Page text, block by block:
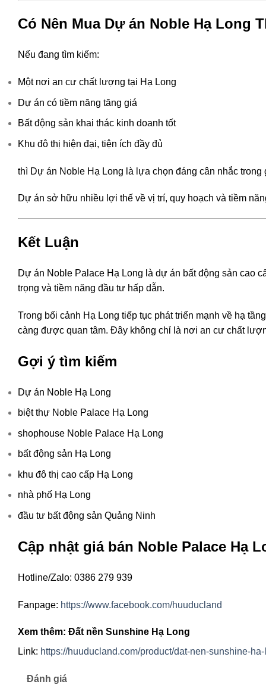
Có Nên Mua Dự án Noble Hạ Long
Nếu đang tìm kiếm:
Một nơi an cư chất lượng tại Hạ Long
Dự án có tiềm năng tăng giá
Bất động sản khai thác kinh doanh tốt
Khu đô thị hiện đại, tiện ích đầy đủ
thì Dự án Noble Hạ Long là lựa chọn đáng cân nhắc trong
Dự án sở hữu nhiều lợi thế về vị trí, quy hoạch và tiềm
Kết Luận
Dự án Noble Palace Hạ Long là dự án bất động sản cao
trọng và tiềm năng đầu tư hấp dẫn.
Trong bối cảnh Hạ Long tiếp tục phát triển mạnh về hạ
càng được quan tâm. Đây không chỉ là nơi an cư chất
Gợi ý tìm kiếm
Dự án Noble Hạ Long
biệt thự Noble Palace Hạ Long
shophouse Noble Palace Hạ Long
bất động sản Hạ Long
khu đô thị cao cấp Hạ Long
nhà phố Hạ Long
đầu tư bất động sản Quảng Ninh
Cập nhật giá bán Noble Palace Hạ
Hotline/Zalo: 0386 279 939
Fanpage: https://www.facebook.com/huuducland
Xem thêm: Đất nền Sunshine Hạ Long
Link: https://huuducland.com/product/dat-nen-sunshine-
Đánh giá